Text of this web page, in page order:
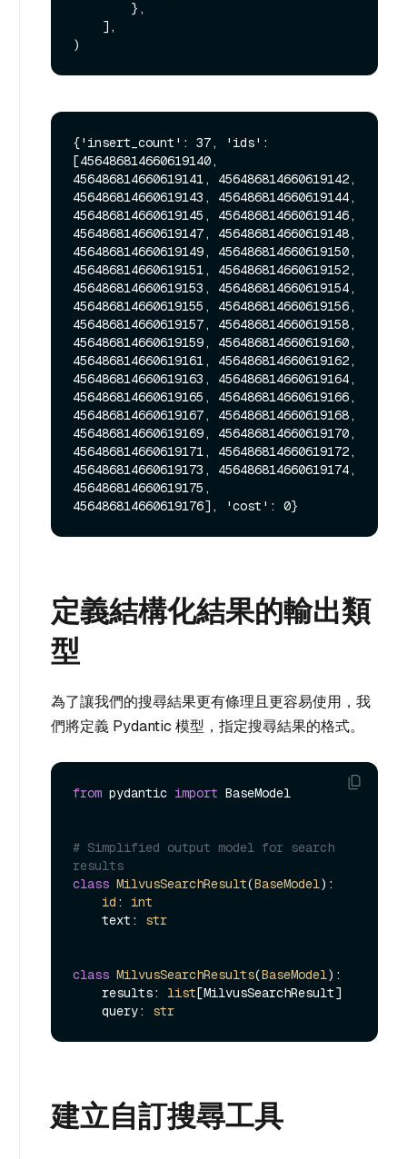
{'insert_count': 37, 'ids':
[456486814660619140,
456486814660619141, 456486814660619142,
456486814660619143, 456486814660619144,
456486814660619145, 456486814660619146,
456486814660619147, 456486814660619148,
456486814660619149, 456486814660619150,
456486814660619151, 456486814660619152,
456486814660619153, 456486814660619154,
456486814660619155, 456486814660619156,
456486814660619157, 456486814660619158,
456486814660619159, 456486814660619160,
456486814660619161, 456486814660619162,
456486814660619163, 456486814660619164,
456486814660619165, 456486814660619166,
456486814660619167, 456486814660619168,
456486814660619169, 456486814660619170,
456486814660619171, 456486814660619172,
456486814660619173, 456486814660619174,
456486814660619175,
定義結構化結果的輸出類
型
為了讓我們的搜尋結果更有條理且更容易使用，我
們將定義 Pydantic 模型，指定搜尋結果的格式。
from pydantic import BaseModel
# Simplified output model for search
results
class MilvusSearchResult(BaseModel):
id : int
    text:
str
class MilvusSearchResults(BaseModel):
    results:
list[MilvusSearchResult]
    query:
str
建立自訂搜尋工具